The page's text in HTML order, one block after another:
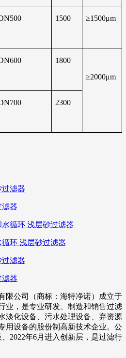
1500 ≥1500μm
1800
≥2000μm
2300
器
环 浅层砂过滤器
滤器
限公司（商标：海特净诺）成立于
业，是专业研发、制造和销售过滤
淡化设备、污水处理设备、弃资源
用设备的股份制高新技术企业。公
2022年6月进入创新层，是过滤行